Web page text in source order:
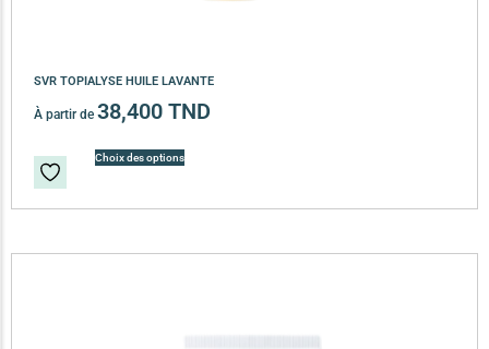
SVR TOPIALYSE HUILE LAVANTE
À partir de 38,400 TND
Choix des options